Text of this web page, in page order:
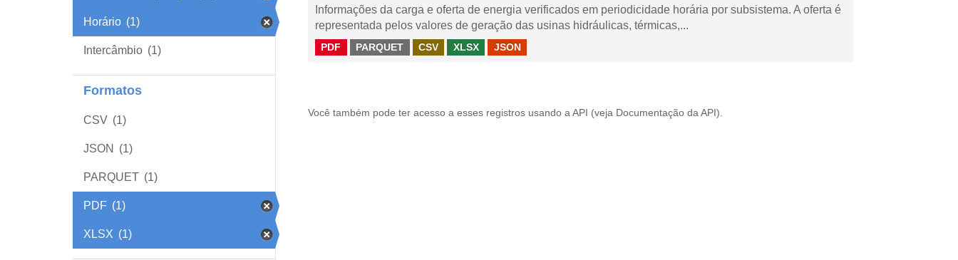
Horário (1)
Intercâmbio (1)
Formatos
CSV (1)
JSON (1)
PARQUET (1)
PDF (1)
XLSX (1)
Informações da carga e oferta de energia verificados em periodicidade horária por subsistema. A oferta é
representada pelos valores de geração das usinas hidráulicas, térmicas,...
PDF PARQUET CSV XLSX JSON
Você também pode ter acesso a esses registros usando a API (veja Documentação da API ).